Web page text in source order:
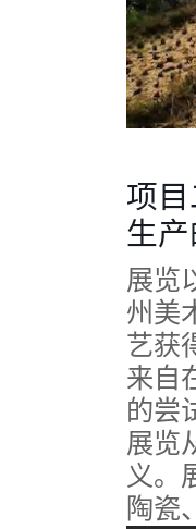
项
生
展览
州美
艺获
来自
的尝
展览
义。
陶瓷